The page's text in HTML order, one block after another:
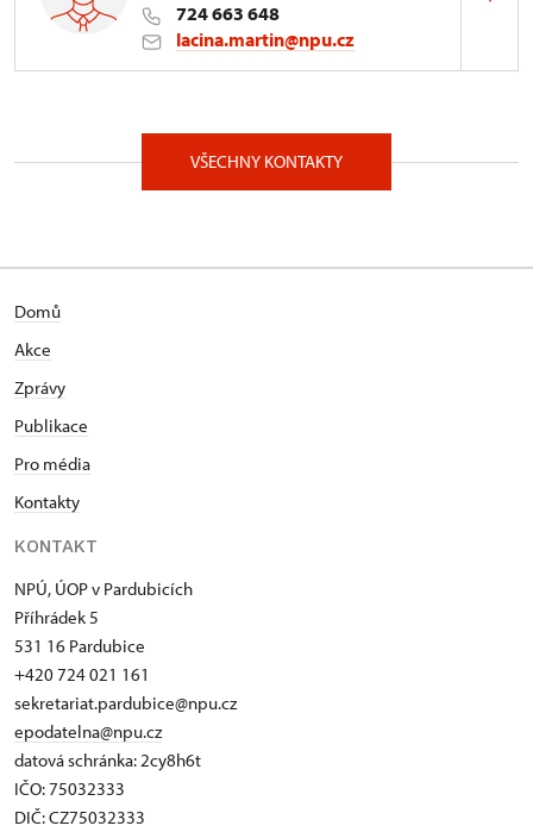
724 663 648
lacina.martin@npu.cz
Příhrádek 5/, Pardubice 53001
VŠECHNY KONTAKTY
Domů
Akce
Zprávy
Publikace
Pro média
Kontakty
KONTAKT
NPÚ, ÚOP v Pardubicích
Příhrádek 5
531 16 Pardubice
+420 724 021 161
sekretariat.pardubice@npu.cz
epodatelna@npu.cz
datová schránka: 2cy8h6t​
IČO: 75032333
DIČ: CZ75032333